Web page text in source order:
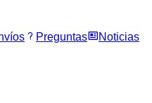
Preguntas
Noticias